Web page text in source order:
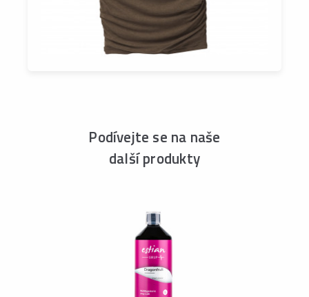
Podívejte se na naše
další produkty